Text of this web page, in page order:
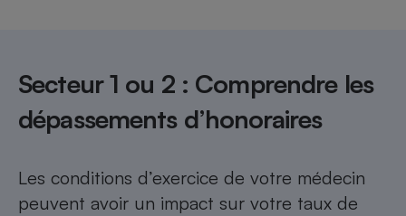
Secteur 1 ou 2 : Comprendre les
dépassements d’honoraires
Les conditions d’exercice de votre médecin
peuvent avoir un impact sur votre taux de